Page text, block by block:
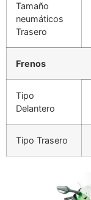
Tamaño
neumáticos
Trasero
Frenos
Tipo
Delantero
Tipo Trasero